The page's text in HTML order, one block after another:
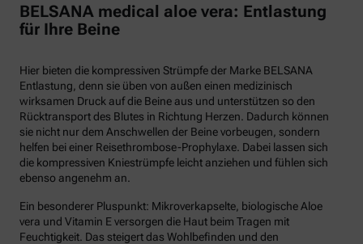
BELSANA medical aloe vera: Entlastung
für Ihre Beine
Hier bieten die kompressiven Strümpfe der Marke BELSANA
Entlastung, denn sie üben von außen einen medizinisch
wirksamen Druck auf die Beine aus und unterstützen so den
Rücktransport des Blutes in Richtung Herzen. Dadurch können
sie nicht nur dem Anschwellen der Beine vorbeugen, sondern
helfen bei einer Reisethrombose-Prophylaxe. Dabei lassen sich
die kompressiven Kniestrümpfe leicht anziehen und fühlen sich
ebenso angenehm an.
Ein besonderer Pluspunkt: Mikroverkapselte, biologische Aloe
vera und Vitamin E versorgen die Haut beim Tragen mit
Feuchtigkeit. Das steigert das Wohlbefinden und den